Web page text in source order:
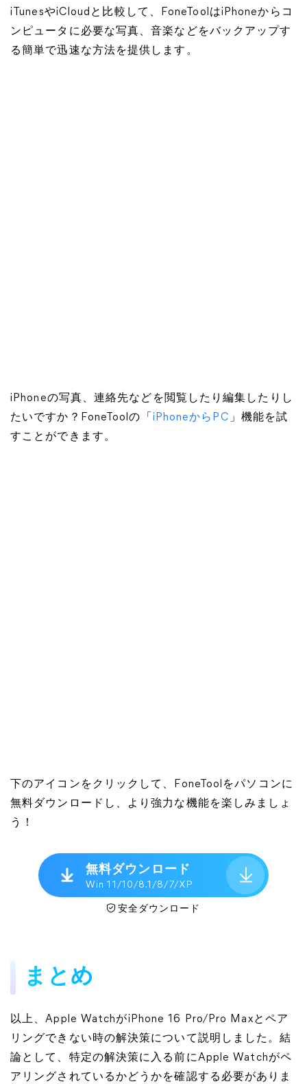
iTunesやiCloudと比較して、FoneToolはiPhoneからコ
ンピュータに必要な写真、音楽などをバックアップす
る簡単で迅速な方法を提供します。
iPhoneの写真、連絡先などを閲覧したり編集したりし
たいですか？FoneToolの「 iPhoneからPC 」機能を試
すことができます。
下のアイコンをクリックして、FoneToolをパソコンに
無料ダウンロードし、より強力な機能を楽しみましょ
う！
無料ダウンロード
Win 11/10/8.1/8/7/XP
安全ダウンロード
まとめ
以上、Apple WatchがiPhone 16 Pro/Pro Maxとペア
リングできない時の解決策について説明しました。結
論として、特定の解決策に入る前にApple Watchがペ
アリングされているかどうかを確認する必要がありま